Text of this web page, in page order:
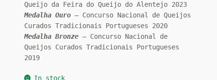
Queijo da Feira do Queijo do Alentejo 2023
Medalha Ouro– Concurso Nacional de Queijos
Curados Tradicionais Portugueses 2020
Medalha Bronze– Concurso Nacional de
Queijos Curados Tradicionais Portugueses
2019
In stock